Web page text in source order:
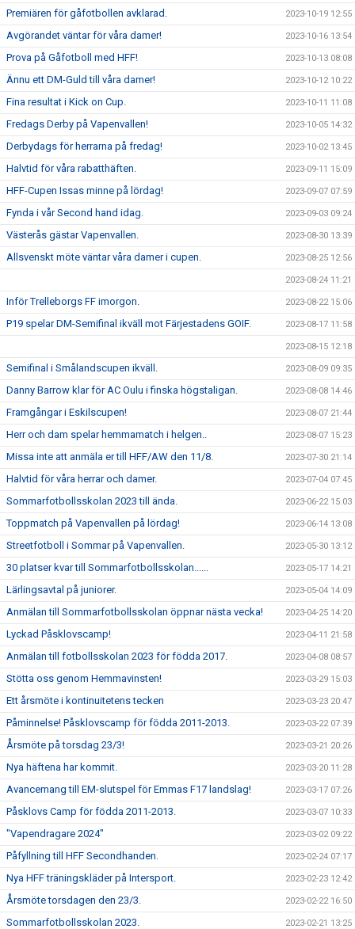
Premiären för gåfotbollen avklarad. 2023-10-19 12:55
Avgörandet väntar för våra damer! 2023-10-16 13:54
Prova på Gåfotboll med HFF! 2023-10-13 08:08
Ännu ett DM-Guld till våra damer! 2023-10-12 10:22
Fina resultat i Kick on Cup. 2023-10-11 11:08
Fredags Derby på Vapenvallen! 2023-10-05 14:32
Derbydags för herrarna på fredag! 2023-10-02 13:45
Halvtid för våra rabatthäften. 2023-09-11 15:09
HFF-Cupen Issas minne på lördag! 2023-09-07 07:59
Fynda i vår Second hand idag. 2023-09-03 09:24
Västerås gästar Vapenvallen. 2023-08-30 13:39
Allsvenskt möte väntar våra damer i cupen. 2023-08-25 12:56
2023-08-24 11:21
Inför Trelleborgs FF imorgon. 2023-08-22 15:06
P19 spelar DM-Semifinal ikväll mot Färjestadens GOIF. 2023-08-17 11:58
2023-08-15 12:18
Semifinal i Smålandscupen ikväll. 2023-08-09 09:35
Danny Barrow klar för AC Oulu i finska högstaligan. 2023-08-08 14:46
Framgångar i Eskilscupen! 2023-08-07 21:44
Herr och dam spelar hemmamatch i helgen.. 2023-08-07 15:23
Missa inte att anmäla er till HFF/AW den 11/8. 2023-07-30 21:14
Halvtid för våra herrar och damer. 2023-07-04 07:45
Sommarfotbollsskolan 2023 till ända. 2023-06-22 15:03
Toppmatch på Vapenvallen på lördag! 2023-06-14 13:08
Streetfotboll i Sommar på Vapenvallen. 2023-05-30 13:12
30 platser kvar till Sommarfotbollsskolan...... 2023-05-17 14:21
Lärlingsavtal på juniorer. 2023-05-04 14:09
Anmälan till Sommarfotbollsskolan öppnar nästa vecka! 2023-04-25 14:20
Lyckad Påsklovscamp! 2023-04-11 21:58
Anmälan till fotbollsskolan 2023 för födda 2017. 2023-04-08 08:57
Stötta oss genom Hemmavinsten! 2023-03-29 15:03
Ett årsmöte i kontinuitetens tecken 2023-03-23 20:47
Påminnelse! Påsklovscamp för födda 2011-2013. 2023-03-22 07:39
Årsmöte på torsdag 23/3! 2023-03-21 20:26
Nya häftena har kommit. 2023-03-20 11:28
Avancemang till EM-slutspel för Emmas F17 landslag! 2023-03-17 07:26
Påsklovs Camp för födda 2011-2013. 2023-03-07 10:33
"Vapendragare 2024" 2023-03-02 09:22
Påfyllning till HFF Secondhanden. 2023-02-24 07:17
Nya HFF träningskläder på Intersport. 2023-02-23 12:42
Årsmöte torsdagen den 23/3. 2023-02-22 16:50
Sommarfotbollsskolan 2023. 2023-02-21 13:25